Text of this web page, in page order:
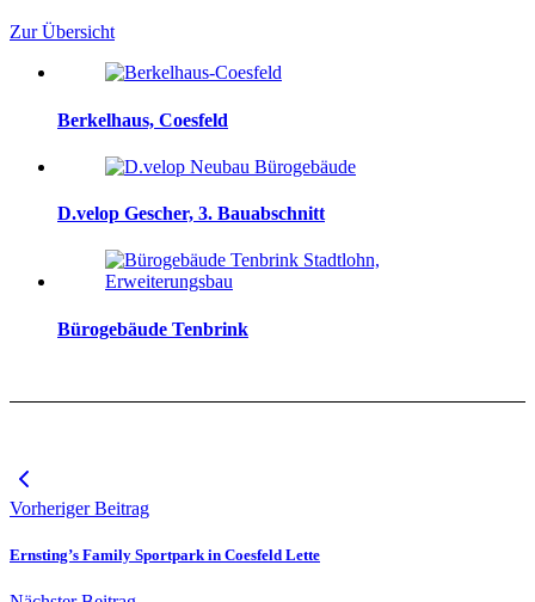
Zur Übersicht
Berkelhaus, Coesfeld
D.velop Gescher, 3. Bauabschnitt
Bürogebäude Tenbrink
Vorheriger Beitrag
Ernsting’s Family Sportpark in Coesfeld Lette